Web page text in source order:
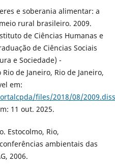
e soberania alimentar: a
rural brasileiro. 2009.
de Ciências Humanas e
de Ciências Sociais
e Sociedade) -
de Janeiro, Rio de Janeiro,
em:
files/2018/08/
11 out. 2025.
Estocolmo, Rio,
ambientais das
2006.